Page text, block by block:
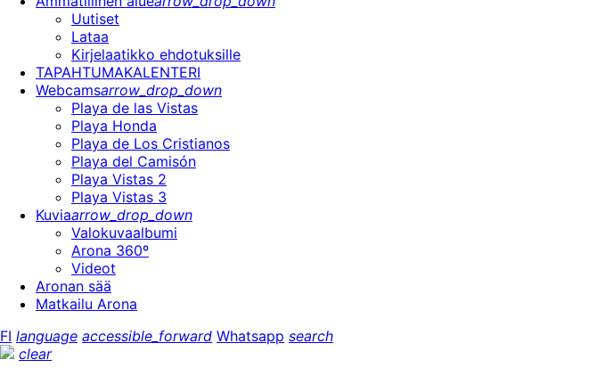
Uutiset
Lataa
Kirjelaatikko ehdotuksille
TAPAHTUMAKALENTERI
Webcamsarrow_drop_down
Playa de las Vistas
Playa Honda
Playa de Los Cristianos
Playa del Camisón
Playa Vistas 2
Playa Vistas 3
Kuviaarrow_drop_down
Valokuvaalbumi
Arona 360º
Videot
Aronan sää
Matkailu Arona
FI language accessible_forward Whatsapp search
clear